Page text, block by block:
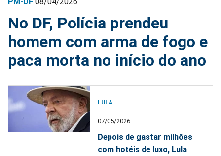
No DF, Polícia prendeu
homem com arma de fogo e
paca morta no início do ano
LULA
07/05/2026
Depois de gastar milhões
com hotéis de luxo, Lula